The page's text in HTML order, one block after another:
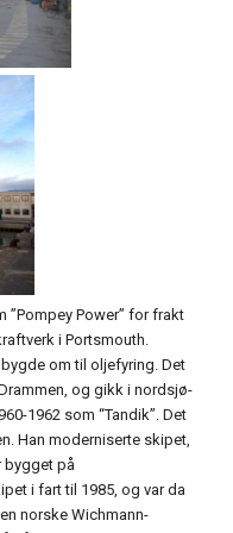
”Pompey Power” for frakt
i Portsmouth.
om til oljefyring. Det
og gikk i nordsjø-
1962 som “Tandik”. Det
Han moderniserte skipet,
bygget på
i fart til 1985, og var da
norske Wichmann-